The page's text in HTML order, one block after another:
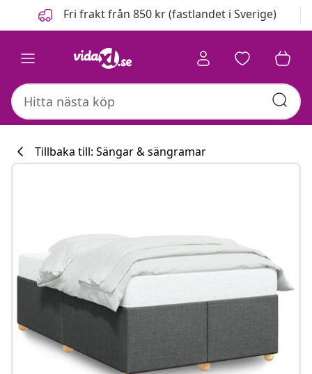
FöregåendeFri frakt från 850 kr (fastlandet i Sverige)
Tillbaka till: Sängar & sängramar